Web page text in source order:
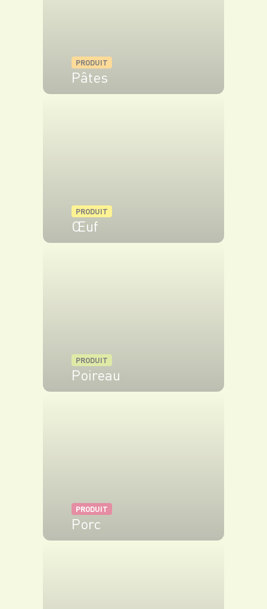
PRODUIT
Pâtes
PRODUIT
Œuf
PRODUIT
Poireau
PRODUIT
Porc